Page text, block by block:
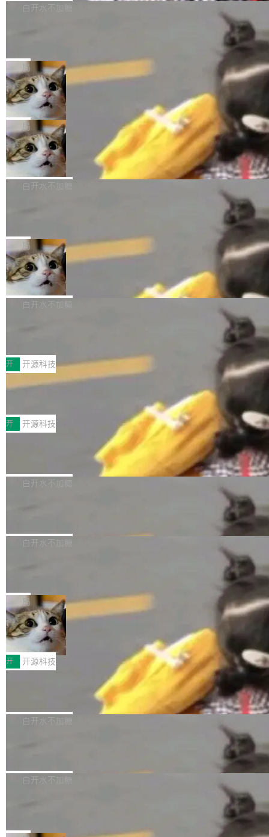
技术判断。 两行 prompt 就能个性化任何软件 C
ness 的内测，可以回复或私信联系我。请附上
Harness 负责把能力落到真实环境中——调用工
具、读写文件、管理上下文、处理错误、完成闭
环。崔添翼招人的标...
型的预览版本 SenseNova U1.5-Lite-Preview。
理解、推理、生成与编辑，还仅以 8B-MoT 的轻
量大小，将能力推进到4K、更精细的真实质感、
更复杂的视觉控制和可持续迭代编辑。 相比 U
1，U1.5-Lite-Preview 在以下方向上带来了显著
提升： 原生支持4K图像生成； 更精细的局部纹
理、细节与真实世界质感； 更准确的中英文文字
生成与复杂版式组织； 更稳定的图...
白开水不加糖
nap。这次是 hwctl——一个用来检查 Ubuntu
硬件认证状态的命令行工具。 Canonical 工程师
Alan Griffiths 在邮件列表中说得很直白：「hwc
tl 是一个 Ubuntu 专有的包，它和它的依赖项都
是 Ubuntu 专有的，不会用在其他发行版上。」
所以 deb 版本的受众实际上为零。既然只有 Ub
untu 用户在用，那用 snap 打包就没什么可纠结
的。 从 deb 到 snap 的迁移路径 hwctl 是 rust-
hwlib 硬件 API 库的一部分，命令行工具负责查
局
Dario Amodei 担心新人来 Anthropic
只为金钱，不为使命
顶级 AI 研究员在两家公司之间来回跳，中间只
隔了几天。 Lilian Weng 上周刚宣布因健康原因
离开 Thinking Machines Lab，说自己作为联合
创始人的角色「太累了」。几天后，The Inform
ation 就曝出她将重回 OpenAI，负责递归自我
改进方向的研究。她是 Thinking Machines 过
一在人才争夺战中失血的公司。六月，Google
连失两员大将：Noam Shazeer 去了 Op...
局
FFmpeg 9.0 发布
FFmpeg 9.0 现已发布，包含多项改进。官方更
新日志列出的 9.0 版本主要更新内容如下： 扩
er HE-AAC 960 解码 (DAB+) transpose_cuda
filter 添加 AMF Frame Rate Converter (vf_frc
_amf) filter SMPTE 2094-50 元数据支持和直
通 ProRes RAW VideoToolbox 硬件加速器 AP
V ...
白开水不加糖
Code 在 X 上发帖：「DeepSeek Flash did 8T
tokens on August 1st. 5T of free usage + 3T
on OpenCode Go.」79.8 万次浏览，连带着 #
DeepSeek一天消耗了8万亿# 上了微博热搜——
注意这是 OpenCode 一家的消耗。 OpenCode
不完。」5T 来自免费额度，3T 来自 Go...
局
NetBSD 11.0 正式发布
NetBSD 11.0 现已正式发布，这是 NetBSD 操
作系统的第十八个主要版本。 自 NetBSD 10.1
ve JH71XX 的设备，例如 VisionFive 2、PINE
64 STAR64，以及 QEMU。 增强了对 POSIX.1
-2024 和 C23 编程接口标准的兼容性。 compat
_linux(8) 增强了对 Linux 系统调用的支持，包
括 epoll（围绕 kqueue 实现）、POSIX 消息队
列、...
白开水不加糖
案
享会在上海举办。鸿蒙生态的全场景智慧营销平
台鲸鸿动能协同华为游戏中心，面向游戏行业开
发者及生态伙伴，系统呈现了平台在游戏领域的
完整能力版图——从IAP高价值用户的全周期经
营、到IAA游戏的“买变一体”正循环、再到联运与
广告协同的全链路经营闭环，以及面向全球市场
的出海增长布局。 华为终端云业务商业化销售负
责人在开场致辞中表示，游戏开发者的核心诉求
已不再是“多一个投放渠道”，而是一套能够持续
高质量游戏...
开 开源科技
技嘉X3D系列再添新成员 B850 AORU
面向AMD Ryzen X3D处理器玩家，技嘉X3D系
列主板阵容迎来新成员——B850 AORUS ELITE
X3D。作为面向主流高性能平台打造的全新主板
产品，B850 AORUS ELITE X3D延续技嘉在X3
D平台优化上的技术积累，旨在为游戏玩家带来
更稳定、更高效的装机选择。 B850 AORUS ELI
式2.0，可根据不同使用场景释放处理器潜力，
开 开源科技
Zadig v5.0 发布：AI 发布专员与 AI 审
我们团队这几天最大的卡点不是 AI 写得不够
好，是 AI 写得太好了。 好到审查排期从两天的
过 1528 名开发者，85% 说 AI 把瓶颈从写代码
白开水不加糖
数据库，有一个图形后端。作为一个原生的 Gra
布，具体更新内容包括： feat(zero)：Zero 现
支持 --security superflag（token=...;whitelist
=...），与 Alpha 版本的格式一致，并据此对其
管理 HTTP 端点进行授权。 <blockquote> <p>
<span><strong>警告：</strong>&nbsp;Zero
的 admin ...
白开水不加糖
块钱的玩意儿——一根小竹签，一个竹筒，一头
系着涂了松香的线。甩起来，竹膜震动，发出“哇
——哇”的蝉鸣声。实物越来越难找了，有开发者
把它做成了 Web 玩具，放在 zhuzhiliao.imsai.c
c 上，并在 GitHub 开源。 玩法很简单：按住屏
幕画圈，或者直接甩手机。页面会实时显示转速
（圈/秒），声音来自真实竹知了录音的 1.72 秒
采样，无缝循环。音频解码失败时，还有一套合
成兜底——锯齿波振荡器模拟脉冲，并联带通共
局
30倍效率升级：解锁医学影像数据要素
价值化的真实路径
完成一例腹部CT影像标注，张医生过去需要约1
20个小时。他必须在数百张连续影像上，一笔一
笔勾画边界，一层一层识别肌肉组织。如今，使
用东软飞标医学影像标注平台，同样的工作缩短
至4小时，效率提升30倍。 这组数字背后，改变
的不只是速度，而是把医学影像转化为AI能力的
正，才能成为机器能理解的高质量数据。医学影
张CT影像上完成像素级精细分割，让系统"...
开 开源科技
Apache Dubbo-go v3.3.2 正式发布
这个版本面向生产环境，重心在内核稳定性。我
们彻底收敛了旧配置体系，扩展了 Triple 协议与
白开水不加糖
理工具。它可以查看，转换，编辑和分类所有主
白开水不加糖